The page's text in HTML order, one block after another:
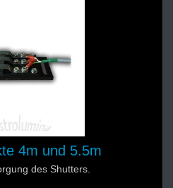
4m und 5.5m
des Shutters.